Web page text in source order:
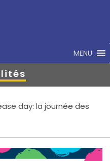
MENU
day: la journée des